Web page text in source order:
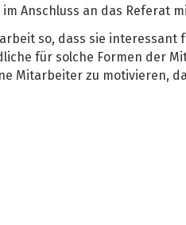
Anschluss an das Referat
so, dass sie interessant
für solche Formen der
Mitarbeiter zu motivieren,